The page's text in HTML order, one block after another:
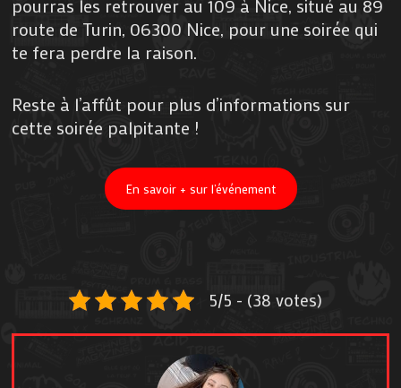
pourras les retrouver au 109 à Nice, situé au 89
route de Turin, 06300 Nice, pour une soirée qui
te fera perdre la raison.
Reste à l’affût pour plus d’informations sur
cette soirée palpitante !
En savoir + sur l’événement
5/5 - (38 votes)